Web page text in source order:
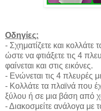
Οδηγίες:
- Σχηματίζετε και
ώστε να φτιάξετε τις 4
φαίνεται και στις εικόνες.
- Ενώνεται τις 4 πλευρές
- Κολλάτε τα πλαϊνά που
ξύλου ή σε μια βάση από
- Διακοσμείτε ανάλογα με